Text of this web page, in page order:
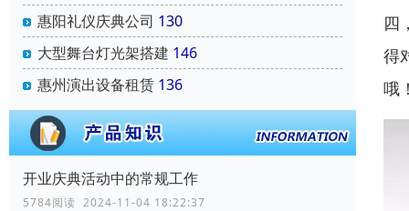
惠阳礼仪庆典公司 130
大型舞台灯光架搭建 146
惠州演出设备租赁 136
开业庆典活动中的常规工作
5784阅读 2024-11-04 18:22:37
四
得
哦